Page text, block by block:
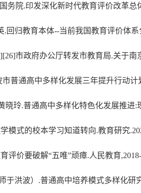
务院.印发深化新时代教育评价改革总
.回归教育本体--当前我国教育评价体系
市政府办公厅转发市教育局.关于
普通高中多样化发展三年提升行动计
晓玲.普通高中多样化特色化发展推进:
模式的校本学习知道转向.教育研究
评价要破解“五唯”顽瘴.人民教育
于洪波）.普通高中培养模式多样化研